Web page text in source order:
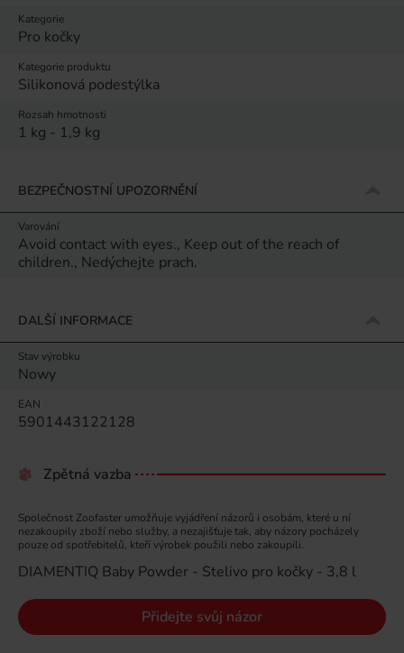
Kategorie
Pro kočky
Kategorie produktu
Silikonová podestýlka
Rozsah hmotnosti
1 kg - 1,9 kg
BEZPEČNOSTNÍ UPOZORNĚNÍ
Varování
Avoid contact with eyes., Keep out of the reach of
children., Nedýchejte prach.
DALŠÍ INFORMACE
Stav výrobku
Nowy
EAN
5901443122128
Zpětná vazba
Společnost Zoofaster umožňuje vyjádření názorů i osobám, které u ní
nezakoupily zboží nebo služby, a nezajišťuje tak, aby názory pocházely
pouze od spotřebitelů, kteří výrobek použili nebo zakoupili.
DIAMENTIQ Baby Powder - Stelivo pro kočky - 3,8 l
Přidejte svůj názor